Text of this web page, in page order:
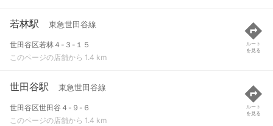
若林駅 東急世田谷線
世田谷区若林４-３-１５
このページの店舗から 1.4 km
ルート
を見る
世田谷駅 東急世田谷線
世田谷区世田谷４-９-６
このページの店舗から 1.4 km
ルート
を見る